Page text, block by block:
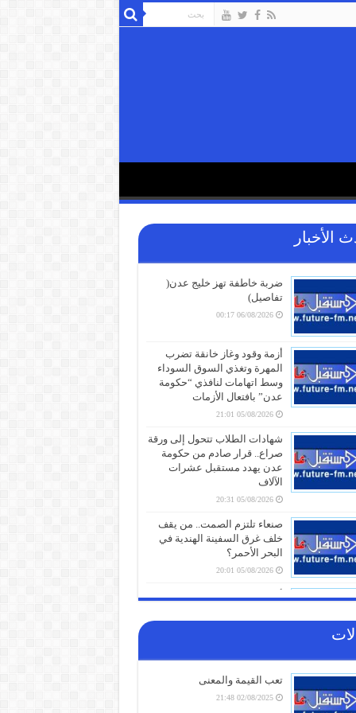
الأخبار
ضربة خاطفة تهز خليج عدن(
تفاصيل)
06/08/2026 00:17
أزمة وقود وغاز خانقة تضرب
المهرة وتغذي السوق السوداء
وسط اتهامات لنافذي “حكومة
عدن” بافتعال الأزمات
05/08/2026 21:01
شهادات الطلاب تتحول إلى ورقة
صراع.. قرار صادم من حكومة
عدن يهدد مستقبل عشرات
الآلاف
05/08/2026 20:31
صنعاء تلتزم الصمت.. من يقف
خلف غرق السفينة الهندية في
البحر الأحمر؟
05/08/2026 20:01
أزمة مياه طاحنة ومئات البيوت
اليابانية تكشف الخسائر الثقيلة
أزمة الخدمات والرواتب تفجر
الشارع بالضالع.. هتافات تندد
تعب القيمة والمعنى
02/08/2025 21:48